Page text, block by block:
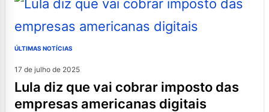
ÚLTIMAS NOTÍCIAS
17 de julho de 2025
lula diz que vai cobrar imposto das
empresas americanas digitais